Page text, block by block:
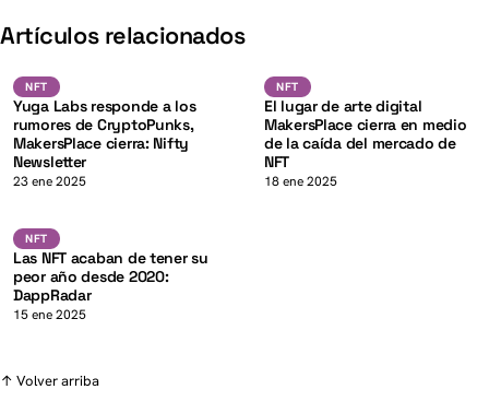
Artículos relacionados
K
NFT
Yuga Labs responde a los
rumores de CryptoPunks,
MakersPlace cierra: Nifty
Newsletter
23 ene 2025
NFT
NFT
El lugar de arte digital
MakersPlace cierra en medio
de la caída del mercado de
NFT
18 ene 2025
NFT K
NFT
Las NFT acaban de tener su
peor año desde 2020:
DappRadar
15 ene 2025
↑ Volver arriba